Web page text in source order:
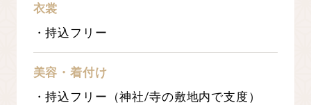
衣裳
・持込フリー
美容・着付け
・持込フリー（神社/寺の敷地内で支度）